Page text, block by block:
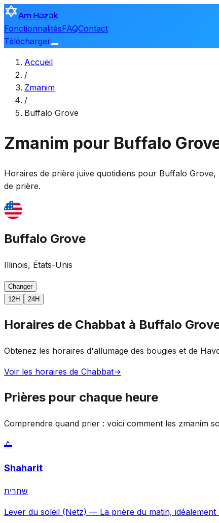
Am Hazak
FonctionnalitésFAQContact
Télécharger
Accueil
/
Zmanim
/
Buffalo Grove
Zmanim pour Buffalo
Horaires de prière juive quotidiens pour Buffalo Grove,
de prière.
Buffalo Grove
Illinois, États-Unis
Changer
12H
24H
Horaires de Chabbat à Buffalo
Obtenez les horaires d'allumage des bougies et de
Voir les horaires de Chabbat→
Prières pour chaque heure
Comprendre quand prier : voici comment les zmanim
🌅
Shaharit
שחרית
Lever du soleil (Netz) — La prière du matin,